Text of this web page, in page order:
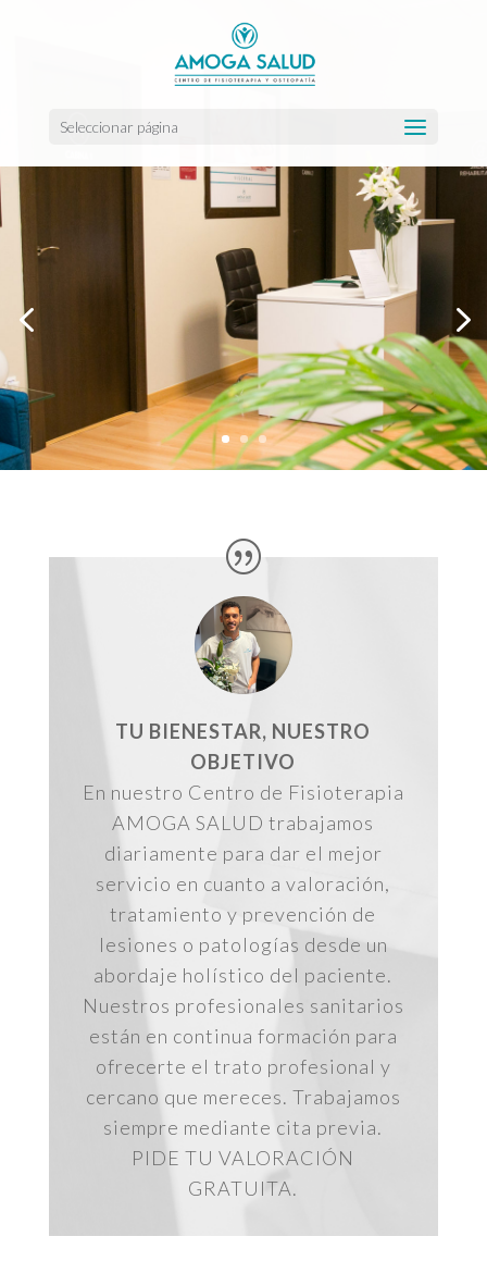
Seleccionar página
TU BIENESTAR, NUESTRO
OBJETIVO
En nuestro Centro de Fisioterapia
AMOGA SALUD trabajamos
diariamente para dar el mejor
servicio en cuanto a valoración,
tratamiento y prevención de
lesiones o patologías desde un
abordaje holístico del paciente.
Nuestros profesionales sanitarios
están en continua formación para
ofrecerte el trato profesional y
cercano que mereces. Trabajamos
siempre mediante cita previa.
PIDE TU VALORACIÓN
GRATUITA.